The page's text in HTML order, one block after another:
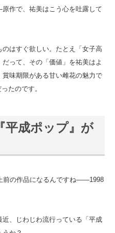
作で、祐美はこう心を吐露して
はすぐ欲しい。たとえ「女子高
って、その「価値」を祐美はよ
味期限がある甘い雌花の魅力で
たのです。
平成ポップ』が
前の作品になるんですね――1998
、じわじわ流行っている「平成